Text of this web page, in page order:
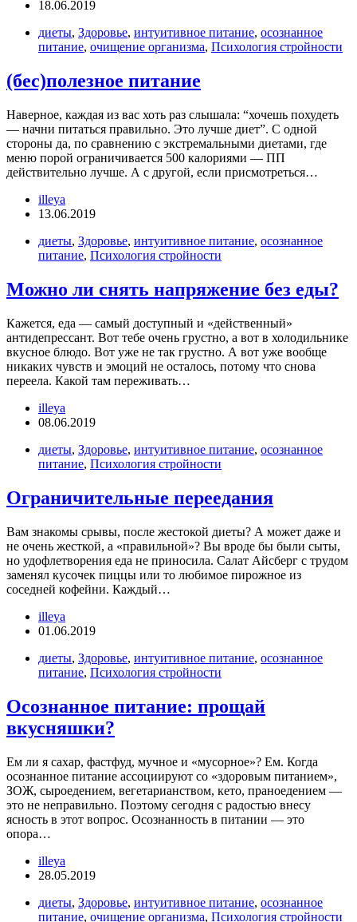
18.06.2019
диеты, Здоровье, интуитивное питание, осознанное
питание, очищение организма, Психология стройности
(бес)полезное питание
Наверное, каждая из вас хоть раз слышала: “хочешь похудеть
— начни питаться правильно. Это лучше диет”. С одной
стороны да, по сравнению с экстремальными диетами, где
меню порой ограничивается 500 калориями — ПП
действительно лучше. А с другой, если присмотреться…
illeya
13.06.2019
диеты, Здоровье, интуитивное питание, осознанное
питание, Психология стройности
Можно ли снять напряжение без еды?
Кажется, еда — самый доступный и «действенный»
антидепрессант. Вот тебе очень грустно, а вот в холодильнике
вкусное блюдо. Вот уже не так грустно. А вот уже вообще
никаких чувств и эмоций не осталось, потому что снова
переела. Какой там переживать…
illeya
08.06.2019
диеты, Здоровье, интуитивное питание, осознанное
питание, Психология стройности
Ограничительные переедания
Вам знакомы срывы, после жестокой диеты? А может даже и
не очень жесткой, а «правильной»? Вы вроде бы были сыты,
но удофлетворения еда не приносила. Салат Айсберг с трудом
заменял кусочек пиццы или то любимое пирожное из
соседней кофейни. Каждый…
illeya
01.06.2019
диеты, Здоровье, интуитивное питание, осознанное
питание, Психология стройности
Осознанное питание: прощай
вкусняшки?
Ем ли я сахар, фастфуд, мучное и «мусорное»? Ем. Когда
осознанное питание ассоциируют со «здоровым питанием»,
ЗОЖ, сыроедением, вегетарианством, кето, праноедением —
это не неправильно. Поэтому сегодня с радостью внесу
ясность в этот вопрос. Осознанность в питании — это
опора…
illeya
28.05.2019
диеты, Здоровье, интуитивное питание, осознанное
питание, очищение организма, Психология стройности